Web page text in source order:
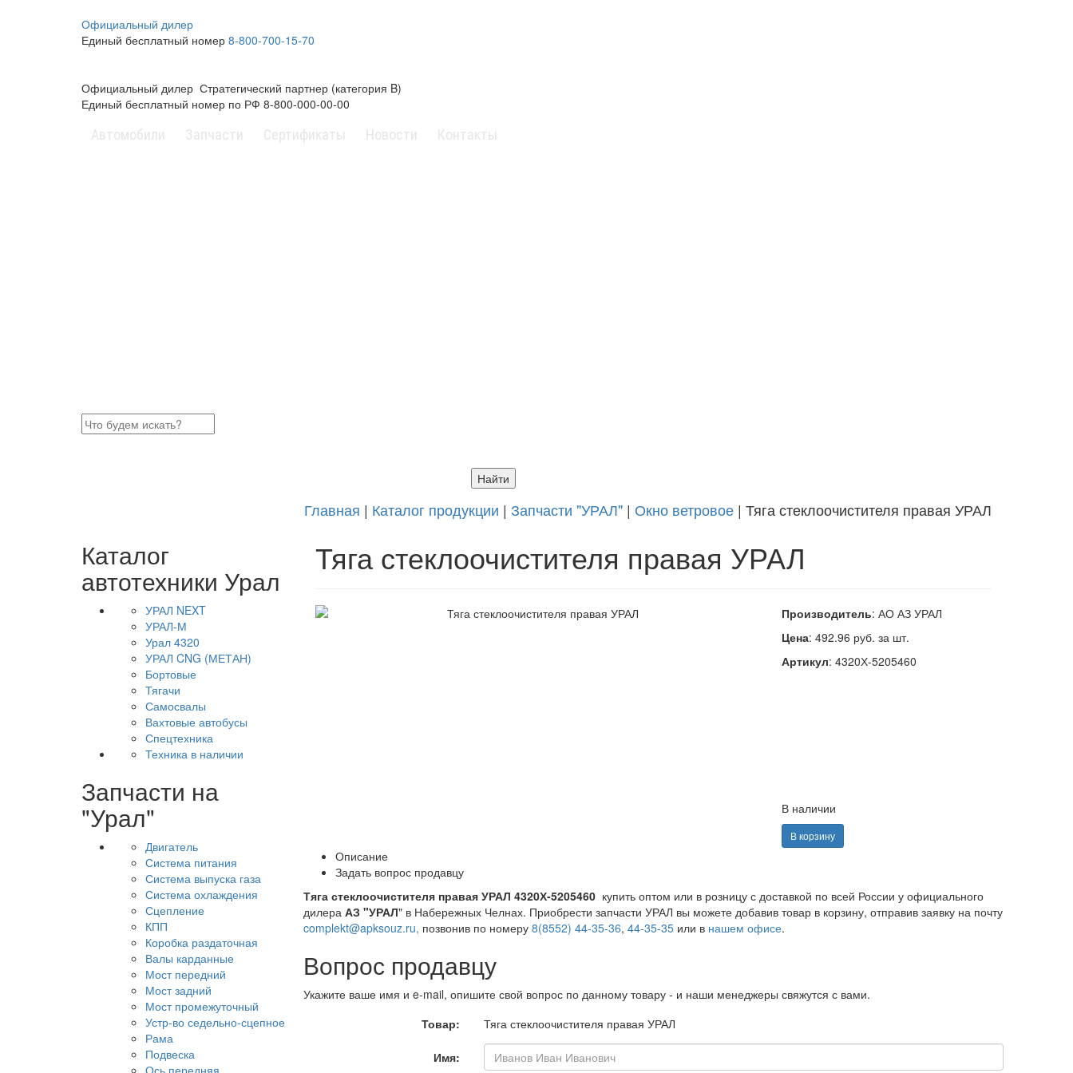
Официальный дилер
Единый бесплатный номер 8-800-700-15-70
Официальный дилер Стратегический партнер (категория B)
Единый бесплатный номер по РФ 8-800-000-00-00
Автомобили Запчасти Сертификаты Новости Контакты
Главная | Каталог продукции | Запчасти "УРАЛ" | Окно ветровое | Тяга стеклоочистителя правая УРАЛ
Каталог
автотехники Урал
УРАЛ NEXT
УРАЛ-М
Урал 4320
УРАЛ CNG (МЕТАН)
Бортовые
Тягачи
Самосвалы
Вахтовые автобусы
Спецтехника
Техника в наличии
Запчасти на
"Урал"
Двигатель
Система питания
Система выпуска газа
Система охлаждения
Сцепление
КПП
Коробка раздаточная
Валы карданные
Мост передний
Мост задний
Мост промежуточный
Устр-во седельно-сцепное
Рама
Подвеска
Ось передняя
Тяга стеклоочистителя правая УРАЛ
Производитель: АО АЗ УРАЛ
Цена:492.96 руб. за шт.
Артикул: 4320Х-5205460
В наличии
В корзину
Описание
Задать вопрос продавцу
Тяга стеклоочистителя правая УРАЛ 4320Х-5205460 купить оптом или в розницу с доставкой по всей России у официального
дилера АЗ "УРАЛ" в Набережных Челнах. Приобрести запчасти УРАЛ вы можете добавив товар в корзину, отправив заявку на почту
complekt@apksouz.ru, позвонив по номеру 8(8552) 44-35-36, 44-35-35или в нашем офисе.
Вопрос продавцу
Укажите ваше имя и e-mail, опишите свой вопрос по данному товару - и наши менеджеры свяжутся с вами.
Товар:
Тяга стеклоочистителя правая УРАЛ
Имя: